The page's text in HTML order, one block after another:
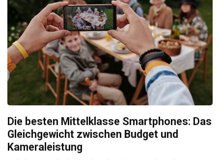
Die besten Mittelklasse Smartphones: Das
Gleichgewicht zwischen Budget und
Kameraleistung